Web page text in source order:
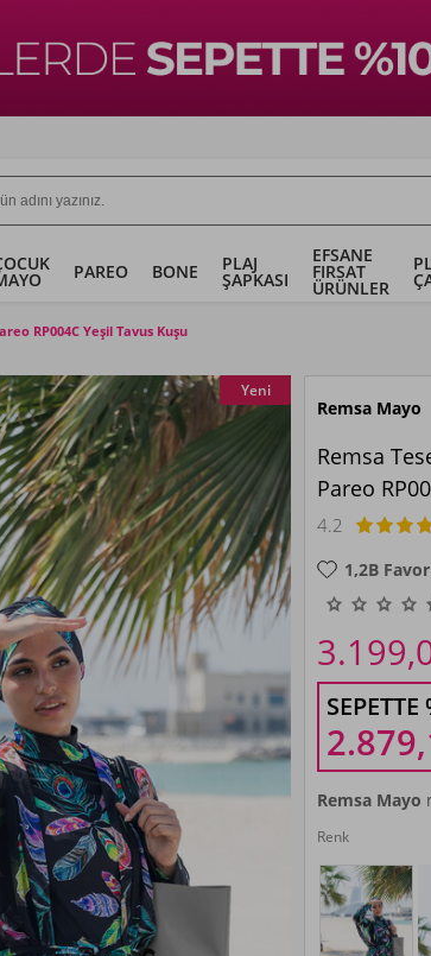
PAREO BONE PLAJ
ŞAPKASI
EFSANE
FIRSAT
ÜRÜNLER
RP004C Yeşil Tavus Kuşu
Yeni
Remsa Mayo
Remsa
Pareo
4.2
1,2B
Remsa Mayo
Renk